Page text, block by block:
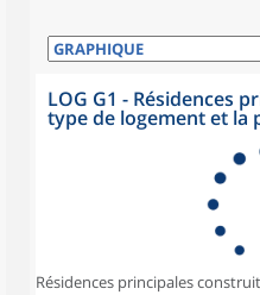
LOG G1 - Résidences
type de logement et la
Résidences principales